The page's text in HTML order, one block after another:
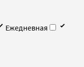
Ежедневная